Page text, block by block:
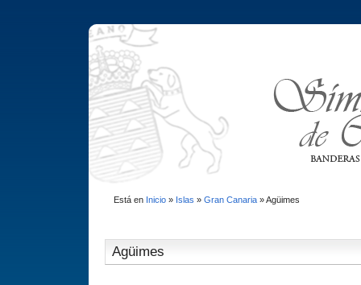
Está en Inicio» Islas » Gran Canaria»Agüimes
Agüimes